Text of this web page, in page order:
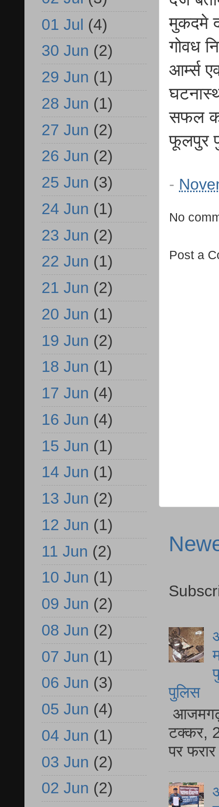
मुकदमे
गोवध
आर्म्स
सफल
फूलपुर
-
No
Post a
पुलिस
आजमगढ़
टक्कर,
पर
01 Jul (4)
30 Jun (2)
29 Jun (1)
28 Jun (1)
27 Jun (2)
26 Jun (2)
25 Jun (3)
24 Jun (1)
23 Jun (2)
22 Jun (1)
21 Jun (2)
20 Jun (1)
19 Jun (2)
18 Jun (1)
17 Jun (4)
16 Jun (4)
15 Jun (1)
14 Jun (1)
13 Jun (2)
12 Jun (1)
11 Jun (2)
10 Jun (1)
09 Jun (2)
08 Jun (2)
07 Jun (1)
06 Jun (3)
05 Jun (4)
04 Jun (1)
03 Jun (2)
02 Jun (2)